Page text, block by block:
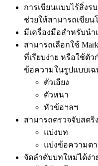
การเขียนแบบไร้สิ่งร
ช่วยให้สามารถเขีย
มีเครื่องมือสำหรับน
สามารถเลือกใช้
ที่เรียบง่าย หรือใช้ตั
ข้อความในรูปแบบเฉ
ตัวเอียง
ตัวหนา
หัวข้อฯลฯ
สามารถตรวจจับสตริ
แบ่งบท
แบ่งข้อความต
จัดลำดับบทใหม่ได้ง่